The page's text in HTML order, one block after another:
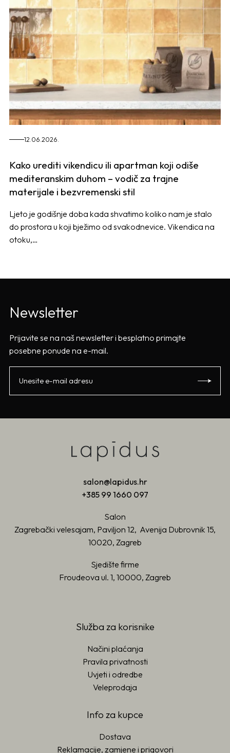
12.06.2026.
Kako urediti vikendicu ili apartman koji odiše
mediteranskim duhom – vodič za trajne
materijale i bezvremenski stil
Ljeto je godišnje doba kada shvatimo koliko nam je stalo
do prostora u koji bježimo od svakodnevice. Vikendica na
otoku,…
Newsletter
Prijavite se na naš newsletter i besplatno primajte
posebne ponude na e-mail.
salon@lapidus.hr
+385 99 1660 097
Salon
Zagrebački velesajam, Paviljon 12, Avenija Dubrovnik 15,
10020, Zagreb
Sjedište firme
Froudeova ul. 1, 10000, Zagreb
Služba za korisnike
Načini plaćanja
Pravila privatnosti
Uvjeti i odredbe
Veleprodaja
Info za kupce
Dostava
Reklamacije, zamjene i prigovori